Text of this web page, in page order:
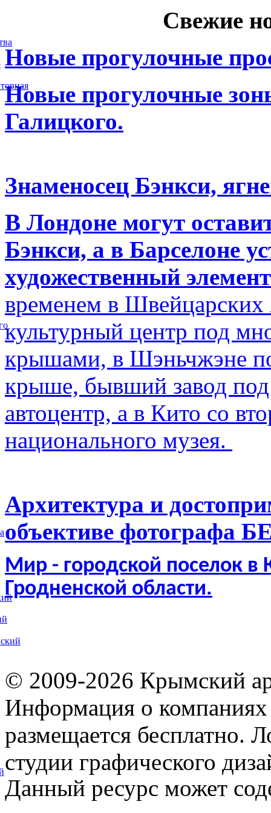
Свежие
Новые прогулочные
Новые прогулочные
Галицкого.
Знаменосец Бэнкси,
В Лондоне могут
Бэнкси, а в Барселоне
художественный
временем в Швейцарских
культурный центр под
крышами, в Шэньчжэне
крыше, бывший завод
автоцентр, а в Кито со
национального музея.
Архитектура и
объективе фотографа
Мир - городской поселок в
Гродненской области.
© 2009-2026 Крымский
Информация о компаниях
размещается бесплатно.
студии графического
Данный ресурс может